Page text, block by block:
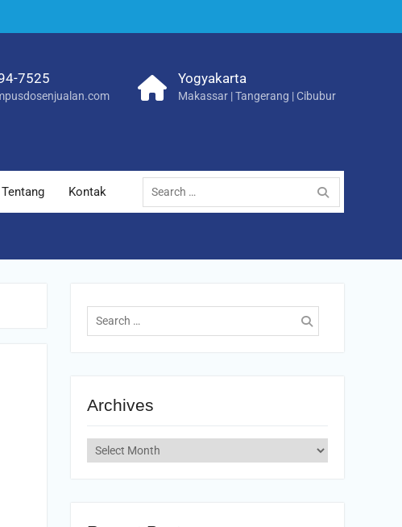
7525 Yogyakarta
Makassar | Tangerang | Cibubur
Tentang Kontak
Search
for:
Search
for:
Archives
Archives